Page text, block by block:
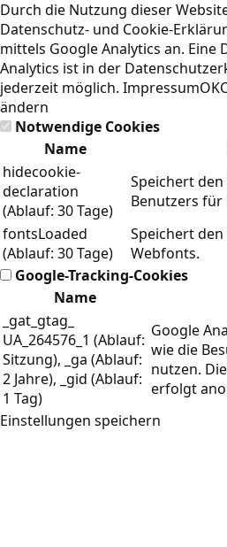
Durch die Nutzung dieser
Datenschutz- und Cookie-
mittels Google Analytics an. Eine
Analytics ist in der
jederzeit möglich. ImpressumOK
ändern
Notwendige Cookies
Name
hidecookie-
declaration
(Ablauf: 30 Tage)
Speichert
Benutzers für
fontsLoaded
(Ablauf: 30 Tage)
Speichert
Webfonts.
Google-Tracking-Cookies
Name
_gat_gtag_
UA_264576_1 (Ablauf:
Sitzung), _ga (Ablauf:
2 Jahre), _gid (Ablauf:
1 Tag)
Google
wie die
nutzen.
erfolgt
Einstellungen speichern